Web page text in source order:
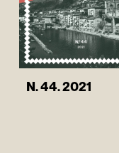
N. 44. 2021